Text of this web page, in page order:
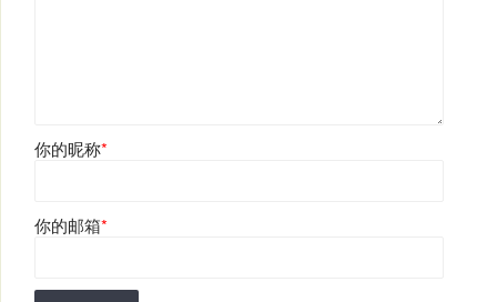
你的昵称*
你的邮箱*